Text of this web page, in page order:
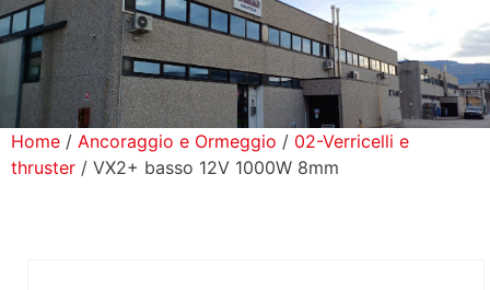
Prodotti
Home / Ancoraggio e Ormeggio / 02-Verricelli e
thruster / VX2+ basso 12V 1000W 8mm